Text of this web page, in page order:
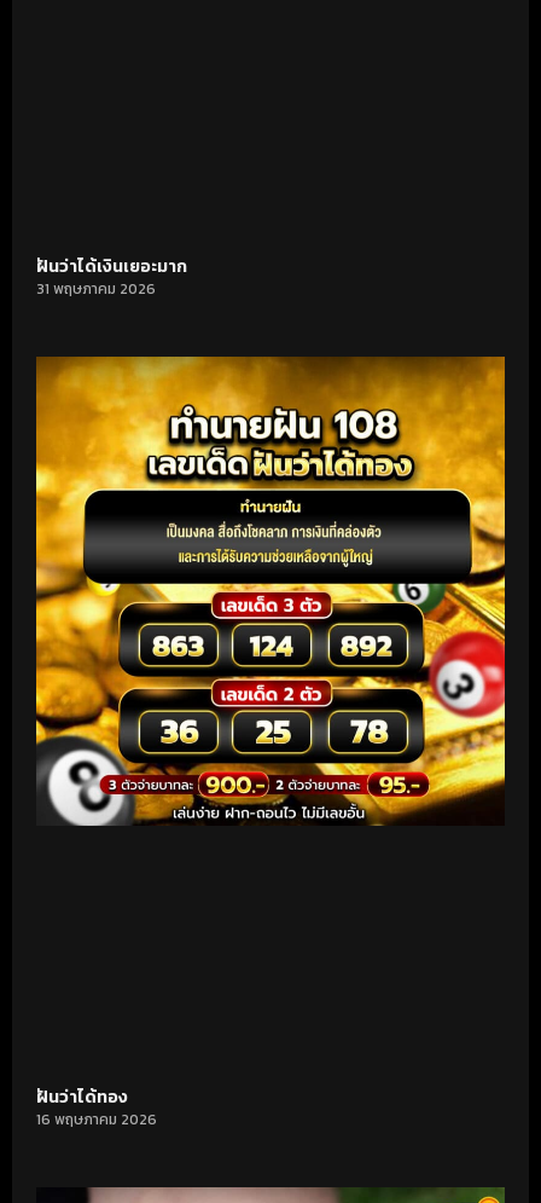
ฝันว่าได้เงินเยอะมาก
31 พฤษภาคม 2026
ฝันว่าได้ทอง
16 พฤษภาคม 2026